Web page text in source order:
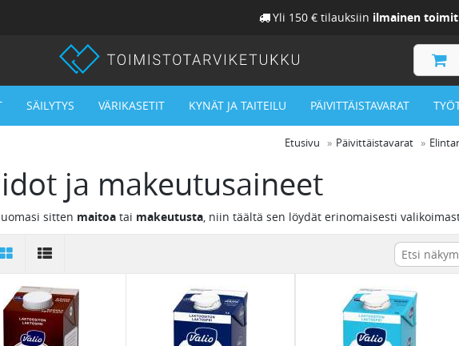
Yli 150 € tilauksiin ilmainen
SÄILYTYS VÄRIKASETIT KYNÄT JA TAITEILU PÄIVITTÄISTAVARAT
Etusivu Päivittäistavarat
ja makeutusaineet
sitten maitoatai makeutusta, niin täältä sen löydät erinomaisesti